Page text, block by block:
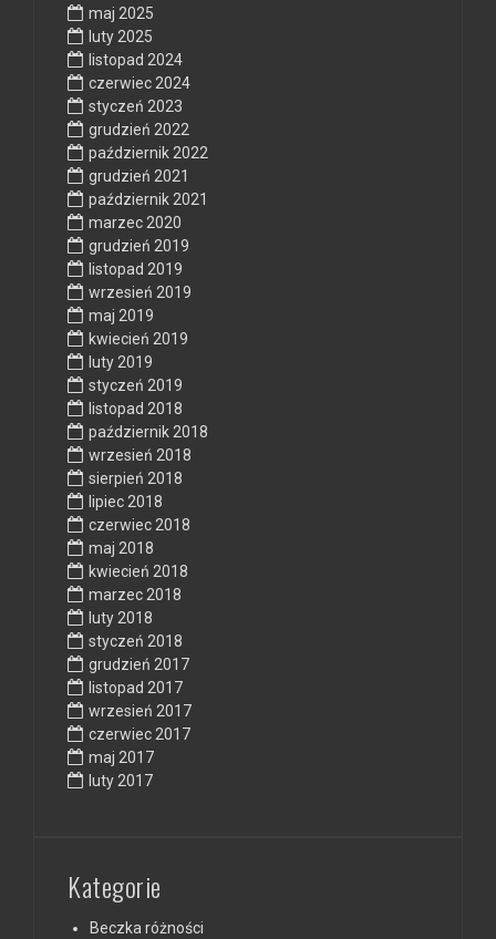
maj 2025
luty 2025
listopad 2024
czerwiec 2024
styczeń 2023
grudzień 2022
październik 2022
grudzień 2021
październik 2021
marzec 2020
grudzień 2019
listopad 2019
wrzesień 2019
maj 2019
kwiecień 2019
luty 2019
styczeń 2019
listopad 2018
październik 2018
wrzesień 2018
sierpień 2018
lipiec 2018
czerwiec 2018
maj 2018
kwiecień 2018
marzec 2018
luty 2018
styczeń 2018
grudzień 2017
listopad 2017
wrzesień 2017
czerwiec 2017
maj 2017
luty 2017
Kategorie
Beczka różności